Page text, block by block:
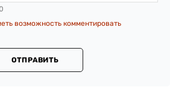
возможность комментировать
ОТПРАВИТЬ